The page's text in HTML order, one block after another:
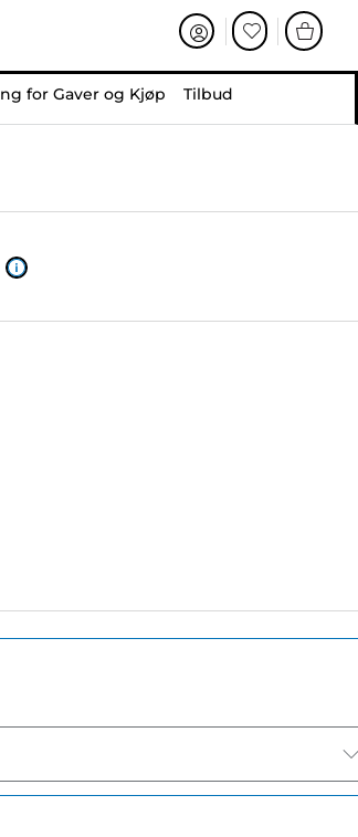
for Gaver og Kjøp Tilbud